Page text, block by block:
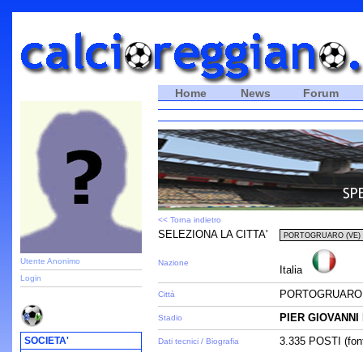
Utente Anonimo
Login
SOCIETA'
Home News Forum
<< Torna indietro
SELEZIONA LA CITTA'
Nazione
Italia
Città
Stadio PIER GIOVANNI
Dati tecnici / Biografia
3.335 POSTI